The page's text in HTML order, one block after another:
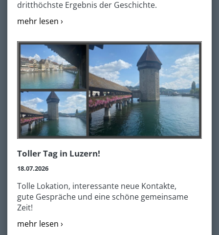
dritthöchste Ergebnis der Geschichte.
mehr lesen ›
Toller Tag in Luzern!
18.07.2026
Tolle Lokation, interessante neue Kontakte,
gute Gespräche und eine schöne gemeinsame
Zeit!
mehr lesen ›